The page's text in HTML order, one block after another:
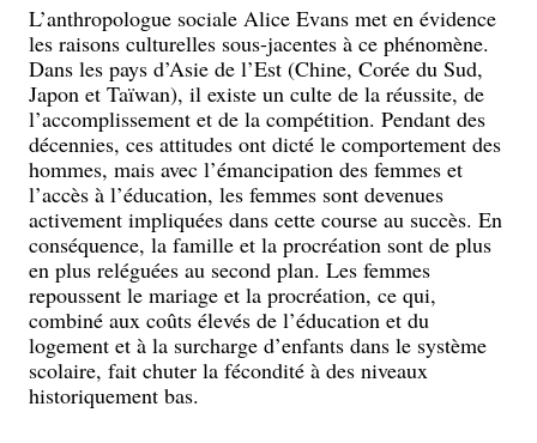
L’anthropologue sociale Alice Evans met en évidence
les raisons culturelles sous-jacentes à ce phénomène.
Dans les pays d’Asie de l’Est (Chine, Corée du Sud,
Japon et Taïwan), il existe un culte de la réussite, de
l’accomplissement et de la compétition. Pendant des
décennies, ces attitudes ont dicté le comportement des
hommes, mais avec l’émancipation des femmes et
l’accès à l’éducation, les femmes sont devenues
activement impliquées dans cette course au succès. En
conséquence, la famille et la procréation sont de plus
en plus reléguées au second plan. Les femmes
repoussent le mariage et la procréation, ce qui,
combiné aux coûts élevés de l’éducation et du
logement et à la surcharge d’enfants dans le système
scolaire, fait chuter la fécondité à des niveaux
historiquement bas.